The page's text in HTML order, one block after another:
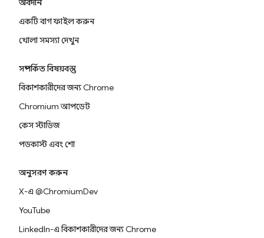
অবদান
একটি বাগ ফাইল করুন
খোলা সমস্যা দেখুন
সম্পর্কিত বিষয়বস্তু
বিকাশকারীদের জন্য Chrome
Chromium আপডেট
কেস স্টাডিজ
পডকাস্ট এবং শো
অনুসরণ করুন
X-এ @ChromiumDev
YouTube
LinkedIn-এ বিকাশকারীদের জন্য Chrome